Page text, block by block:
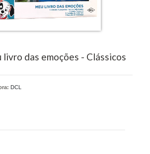
das emoções - Clássicos
DCL